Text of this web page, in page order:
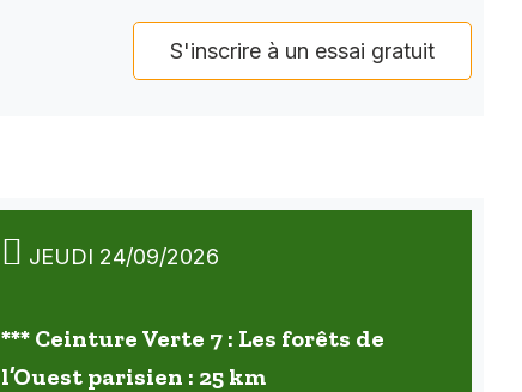
S'inscrire à un essai gratuit
JEUDI 24/09/2026
*** Ceinture Verte 7 : Les forêts de
l’Ouest parisien : 25 km